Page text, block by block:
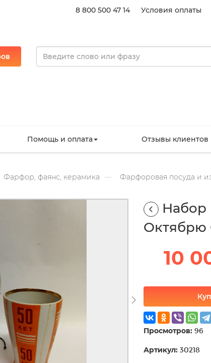
8 800 500 47 14 Условия оплаты
Помощь и оплата Отзывы клиентов
Фарфор, фаянс, керамика Фарфоровая посуда и
Набор
Октябрю
10
Просмотров: 96
Артикул: 30218